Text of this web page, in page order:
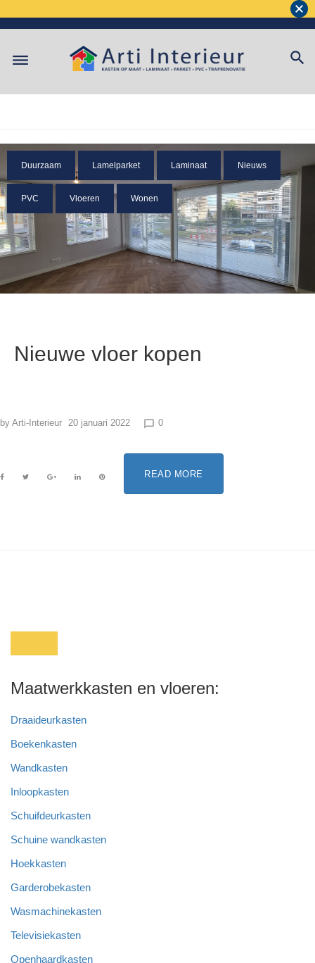
Duurzaam Lamelparket Laminaat Nieuws
PVC Vloeren Wonen
Nieuwe vloer kopen
by Arti-Interieur 20 januari 2022 chat_bubble_outline 0
READ MORE
Maatwerkkasten en vloeren:
Draaideurkasten
Boekenkasten
Wandkasten
Inloopkasten
Schuifdeurkasten
Schuine wandkasten
Hoekkasten
Garderobekasten
Wasmachinekasten
Televisiekasten
Openhaardkasten